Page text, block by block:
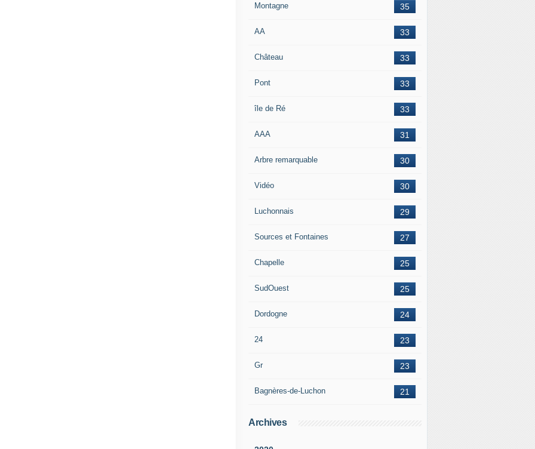
35
Montagne
33
AA
33
Château
33
Pont
33
île de Ré
31
AAA
30
Arbre remarquable
30
Vidéo
29
Luchonnais
27
Sources et Fontaines
25
Chapelle
25
SudOuest
24
Dordogne
23
24
23
Gr
21
Bagnères-de-Luchon
Archives